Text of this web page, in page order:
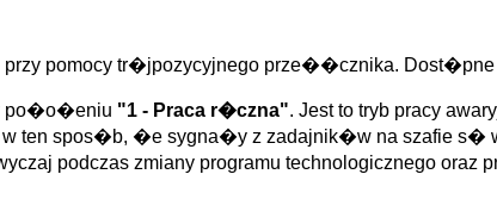
pomocy tr�jpozycyjnego prze��cznika.
po�o�eniu "1 - Praca r�czna". Jest to tryb pracy
ten spos�b, �e sygna�y z zadajnik�w na szafie s�
podczas zmiany programu technologicznego oraz